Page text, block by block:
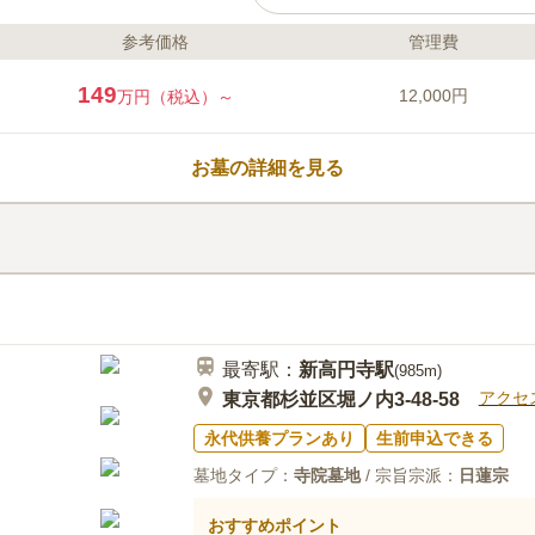
ライフドット編集部のコメント
地です。神楽坂という一等地に
ン・カフェが多く、お参りの前後
しむことができます。一般墓は面
分に合った広さや価格帯からお墓
ットの参道なので、車イスの方で
参考価格 管理費
149万円（税込）～ 12,000円
お墓の詳細を見る
最寄駅： 新高円寺駅(985m)
東京都杉並区堀ノ内3-48-58 アクセ
永代供養プランあり
生前申込できる
墓地タイプ： 寺院墓地/ 宗旨宗派： 日蓮宗
おすすめポイント